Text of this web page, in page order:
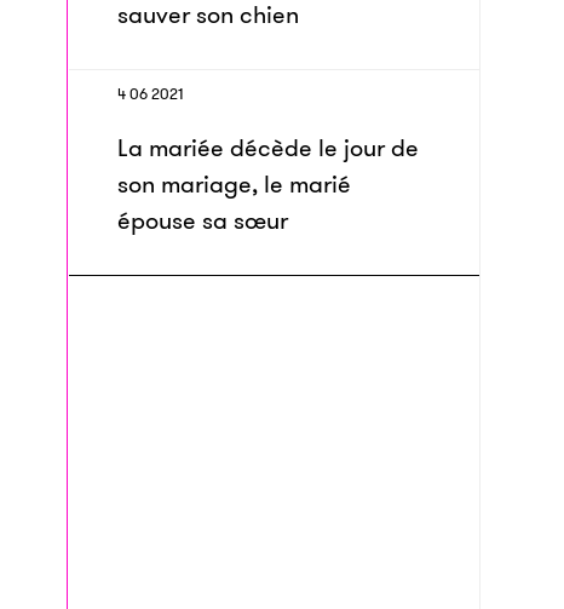
sauver son chien
4 06 2021
La mariée décède le jour de
son mariage, le marié
épouse sa sœur